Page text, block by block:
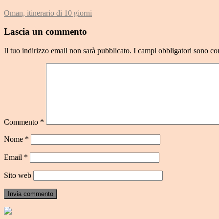
Oman, itinerario di 10 giorni
Lascia un commento
Il tuo indirizzo email non sarà pubblicato. I campi obbligatori sono
Commento *
Nome *
Email *
Sito web